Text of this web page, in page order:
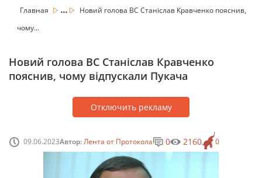
Главная ...
Новий голова ВС Станіслав Кравченко пояснив,
чому...
Новий голова ВС Станіслав Кравченко
пояснив, чому відпускали Пукача
Отключить рекламу
09.06.2023Автор:Лента от Протокола 0
0 2160